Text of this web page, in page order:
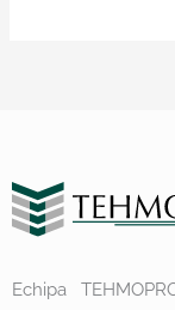
Echipa